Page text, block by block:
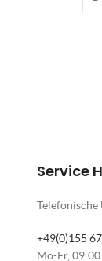
Service
+49(0)155
Mo-Fr,